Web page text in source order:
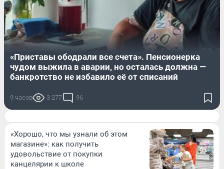
«Приставы ободрали все счета». Пенсионерка
чудом выжила в аварии, но осталась должна —
банкротство не избавило её от списаний
9 часов 3 277 96
«Хорошо, что мы узнали об этом
магазине»: как получить
удовольствие от покупки
канцелярии к школе